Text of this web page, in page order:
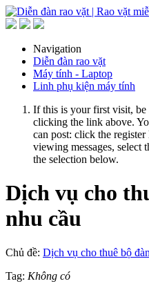
Navigation
Diễn đàn rao vặt
Máy tính - Laptop
Linh phụ kiện máy tính
If this is your first visit, be
clicking the link above.
can post: click the
viewing messages,
the selection below.
Dịch vụ cho
nhu cầu
Chủ đề: Dịch vụ cho thuê bộ
Tag: Không có